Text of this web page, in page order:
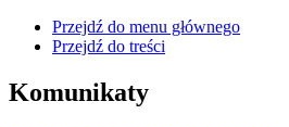
Przejdź do menu głównego
Przejdź do treści
Komunikaty